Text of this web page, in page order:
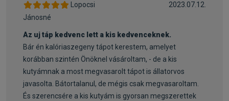
A Brit Premium by Nature előnyei:
• Antistressz factor és szívműködés
• Optimális súlykezelés
• Izület és mobilitás fejlesztés
A Brit Premium by Nature kutyaeledelek egyedülálló
összetevőket tartalmaznak – lazac olaj (mely az egyik
legtermészetesebb forrása az omega-3 zsírsavaknak) a
Lopocsi
Jánosné
2023.07.12.
Az uj táp kedvenc lett a kis kedvenceknek.
Bár én kalóriaszegeny tápot kerestem, amelyet
korábban szintén Önöknel vásároltam, - de a kis
kutyámnak a most megvasarolt tápot is állatorvos
javasolta. Bátortalanul, de mégis csak megvasaroltam.
És szerencsére a kis kutyám is gyorsan megszerettek